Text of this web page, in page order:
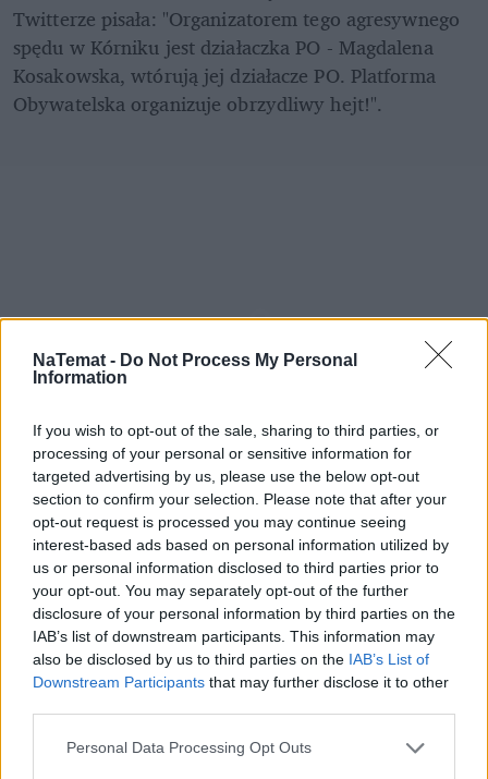
NaTemat - Do Not Process My Personal
Information
If you wish to opt-out of the sale, sharing to third parties, or
processing of your personal or sensitive information for
targeted advertising by us, please use the below opt-out
section to confirm your selection. Please note that after your
opt-out request is processed you may continue seeing
interest-based ads based on personal information utilized by
us or personal information disclosed to third parties prior to
your opt-out. You may separately opt-out of the further
disclosure of your personal information by third parties on the
IAB’s list of downstream participants. This information may
also be disclosed by us to third parties on the IAB’s List of
Downstream Participants that may further disclose it to other
Personal Data Processing Opt Outs
Twitterze pisała: "Organizatorem tego agresywnego
spędu w Kórniku jest działaczka PO - Magdalena
Kosakowska, wtórują jej działacze PO. Platforma
Obywatelska organizuje obrzydliwy hejt!".
Rozwiń
Prezes PiS w Kórniku narzekał na opozycję. W
trakcie przemówienia zapewniał, że partia rządząca
radzi sobie w trudnych czasach, ponieważ postępuje
opozycja.
- Prowadzimy taką politykę, jaką normalnie
normalna uczciwa władza powinna prowadzić w
Polsce – perorował Jarosław Kaczyński.